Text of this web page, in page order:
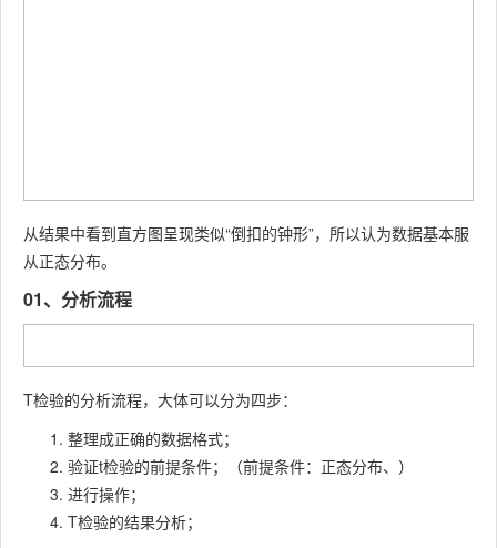
从结果中看到直方图呈现类似“倒扣的钟形”，所以认为数据基本服
从正态分布。
01、分析流程
T检验的分析流程，大体可以分为四步：
整理成正确的数据格式；
验证t检验的前提条件；（前提条件：正态分布、）
进行操作；
T检验的结果分析；